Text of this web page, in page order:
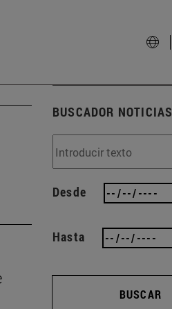
BUSCADOR NOTICIAS
Desde
Hasta
BUSCAR